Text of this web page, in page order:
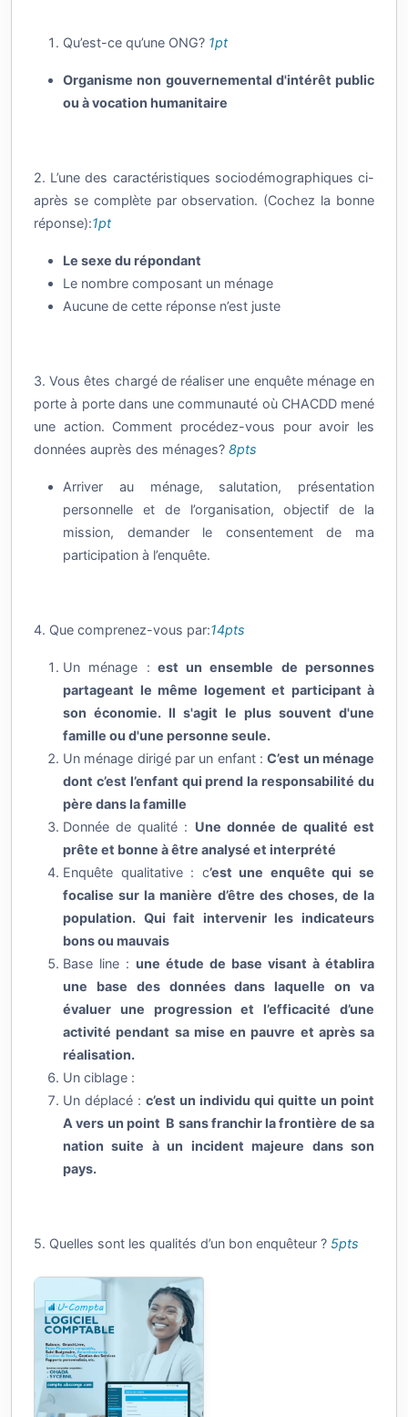
Qu’est-ce qu’une ONG? 1pt
Organisme non gouvernemental d'intérêt public
ou à vocation humanitaire
2. L’une des caractéristiques sociodémographiques ci-
après se complète par observation. (Cochez la bonne
réponse):1pt
Le sexe du répondant
Le nombre composant un ménage
Aucune de cette réponse n’est juste
3. Vous êtes chargé de réaliser une enquête ménage en
porte à porte dans une communauté où CHACDD mené
une action. Comment procédez-vous pour avoir les
données auprès des ménages? 8pts
Arriver au ménage, salutation, présentation
personnelle et de l’organisation, objectif de la
mission, demander le consentement de ma
participation à l’enquête.
4. Que comprenez-vous par:14pts
Un ménage : est un ensemble de personnes
partageant le même logement et participant à
son économie. Il s'agit le plus souvent d'une
famille ou d'une personne seule.
Un ménage dirigé par un enfant :C’est un ménage
dont c’est l’enfant qui prend la responsabilité du
père dans la famille
Donnée de qualité : Une donnée de qualité est
prête et bonne à être analysé et interprété
Enquête qualitative : c’est une enquête qui se
focalise sur la manière d’être des choses, de la
population. Qui fait intervenir les indicateurs
bons ou mauvais
Base line : une étude de base visant à établira
une base des données dans laquelle on va
évaluer une progression et l’efficacité d’une
activité pendant sa mise en pauvre et après sa
réalisation.
Un ciblage :
Un déplacé : c’est un individu qui quitte un point
A vers un point B sans franchir la frontière de sa
nation suite à un incident majeure dans son
pays.
5. Quelles sont les qualités d’un bon enquêteur ? 5pts